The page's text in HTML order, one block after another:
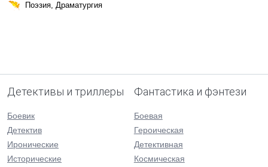
Поэзия, Драматургия
Детективы и триллеры
Боевик
Детектив
Иронические
Исторические
Фантастика и фэнтези
Боевая
Героическая
Детективная
Космическая